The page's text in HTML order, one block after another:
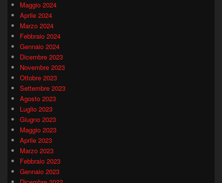
Maggio 2024
Aprile 2024
Marzo 2024
Febbraio 2024
Gennaio 2024
Dicembre 2023
Novembre 2023
Ottobre 2023
Settembre 2023
Agosto 2023
Luglio 2023
Giugno 2023
Maggio 2023
Aprile 2023
Marzo 2023
Febbraio 2023
Gennaio 2023